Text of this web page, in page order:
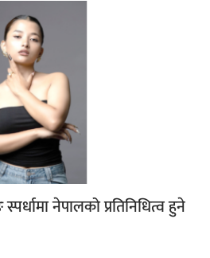
स्पर्धामा नेपालको प्रतिनिधित्व हुने